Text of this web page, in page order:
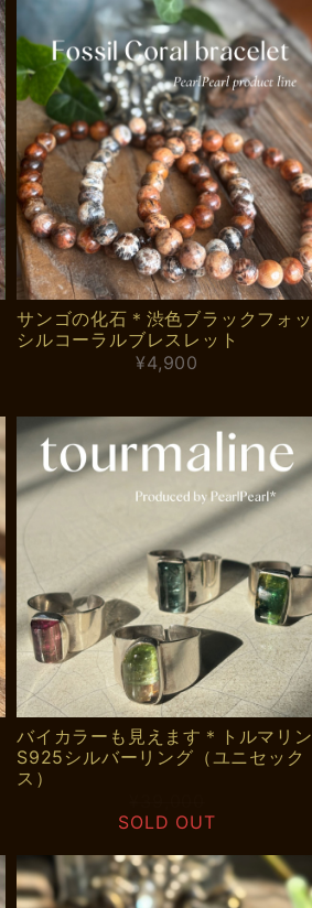
サンゴの化石＊渋色ブラックフォッ
シルコーラルブレスレット
¥4,900
バイカラーも見えます＊トルマリン
S925シルバーリング（ユニセック
ス）
SOLD OUT